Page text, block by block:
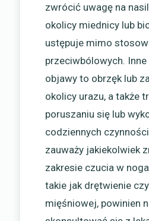
zwrócić uwagę na
okolicy miednicy lub
ustępuje mimo
przeciwbólowych.
objawy to obrzęk lub
okolicy urazu, a także
poruszaniu się lub
codziennych
zauważy jakiekolwiek
zakresie czucia w
takie jak drętwienie czy
mięśniowej, powinien